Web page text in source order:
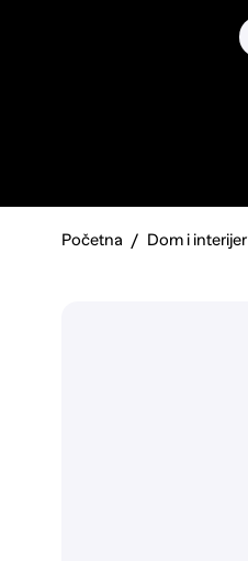
Početna Dom i interijer